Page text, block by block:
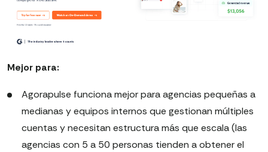
Mejor para:
Agorapulse funciona mejor para agencias pequeñas a
medianas y equipos internos que gestionan múltiples
cuentas y necesitan estructura más que escala (las
agencias con 5 a 50 personas tienden a obtener el